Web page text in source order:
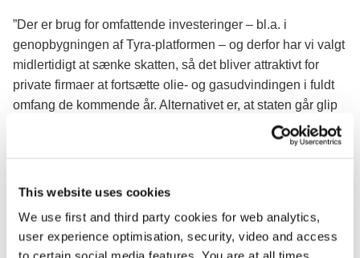
This website uses cookies
We use first and third party cookies for web analytics,
user experience optimisation, security, video and access
”Der er brug for omfattende investeringer – bl.a. i
genopbygningen af Tyra-platformen – og derfor har vi valgt
midlertidigt at sænke skatten, så det bliver attraktivt for
private firmaer at fortsætte olie- og gasudvindingen i fuldt
omfang de kommende år. Alternativet er, at staten går glip
af potentielle milliardindtægter, og at industrien risikerer at
sænkes skatten på olie- og gasudvinding i et vindue fra
2017-2025. Aftalen sikrer dog også, at hvis olieprisen
stiger, som staten forventer, så starter en tilbagebetaling af